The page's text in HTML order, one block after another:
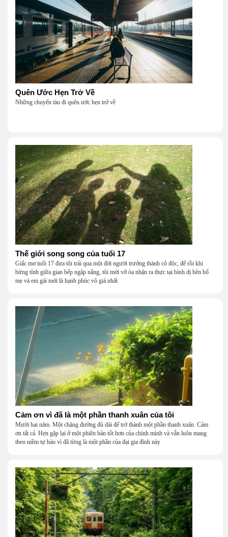
Quên Ước Hẹn Trở Về
Những chuyến tàu đi quên ước hẹn trở về
Thế giới song song của tuổi 17
Giấc mơ tuổi 17 đưa tôi trải qua một đời người trưởng thành cô độc, để rồi khi
bừng tỉnh giữa gian bếp ngập nắng, tôi mới vỡ òa nhận ra thực tại bình dị bên bố
mẹ và em gái mới là hạnh phúc vô giá nhất
Cảm ơn vì đã là một phần thanh xuân của tôi
Mười hai năm. Một chặng đường đủ dài để trở thành một phần thanh xuân. Cảm
ơn tất cả. Hẹn gặp lại ở một phiên bản tốt hơn của chính mình và vẫn luôn mang
theo niềm tự hào vì đã từng là một phần của đại gia đình này